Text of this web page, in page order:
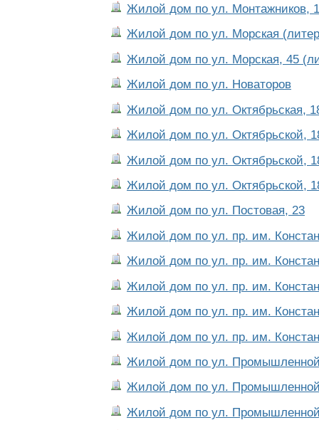
Жилой дом по ул. Монтажников,
Жилой дом по ул. Морская
Жилой дом по ул. Морская, 45
Жилой дом по ул. Новаторов
Жилой дом по ул. Октябрьская,
Жилой дом по ул. Октябрьской,
Жилой дом по ул. Октябрьской,
Жилой дом по ул. Октябрьской,
Жилой дом по ул. Постовая, 23
Жилой дом по ул. пр. им.
Жилой дом по ул. пр. им.
Жилой дом по ул. пр. им.
Жилой дом по ул. пр. им.
Жилой дом по ул. пр. им.
Жилой дом по ул.
Жилой дом по ул.
Жилой дом по ул.